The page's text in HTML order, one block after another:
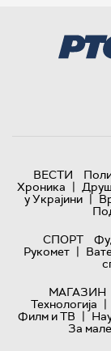
ВЕСТИ
Хроника |
у Украјини |
СПОРТ
Рукомет |
МАГАЗИН
Технологијa |
Филм и ТВ |
За